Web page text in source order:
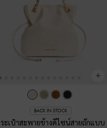
BACK IN STOCK
ะเป๋าสะพายข้างดีไซน์สายถักแบบ